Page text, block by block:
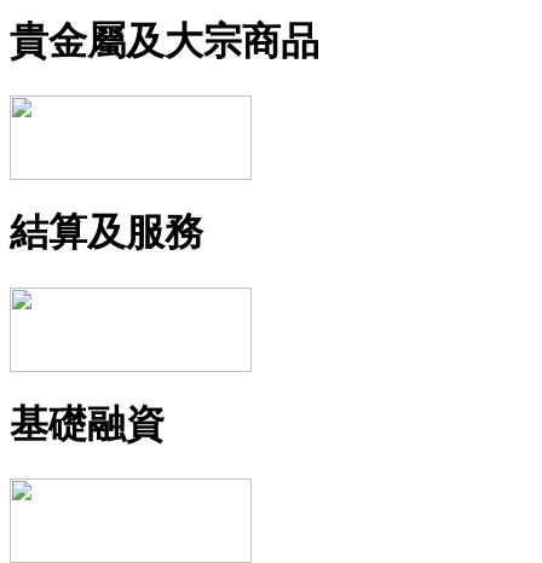
貴金屬及大宗商品
結算及服務
基礎融資